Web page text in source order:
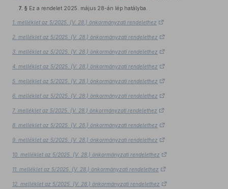
7. § Ez a rendelet 2025. május 28-án lép hatályba.
1. melléklet az 5/2025. (V. 28.) önkormányzati rendelethez
2. melléklet az 5/2025. (V. 28.) önkormányzati rendelethez
3. melléklet az 5/2025. (V. 28.) önkormányzati rendelethez
4. melléklet az 5/2025. (V. 28.) önkormányzati rendelethez
5. melléklet az 5/2025. (V. 28.) önkormányzati rendelethez
6. melléklet az 5/2025. (V. 28.) önkormányzati rendelethez
7. melléklet az 5/2025. (V. 28.) önkormányzati rendelethez
8. melléklet az 5/2025. (V. 28.) önkormányzati rendelethez
9. melléklet az 5/2025. (V. 28.) önkormányzati rendelethez
10. melléklet az 5/2025. (V. 28.) önkormányzati rendelethez
11. melléklet az 5/2025. (V. 28.) önkormányzati rendelethez
12. melléklet az 5/2025. (V. 28.) önkormányzati rendelethez